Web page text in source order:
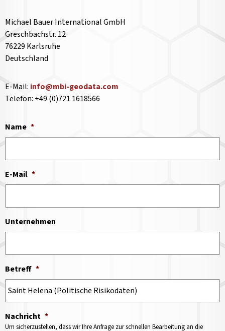
Michael Bauer International GmbH
Greschbachstr. 12
76229 Karlsruhe
Deutschland
E-Mail: info@mbi-geodata.com
Telefon: +49 (0)721 1618566
Name *
E-Mail *
Unternehmen
Betreff *
Nachricht *
Um sicherzustellen, dass wir Ihre Anfrage zur schnellen Bearbeitung an die